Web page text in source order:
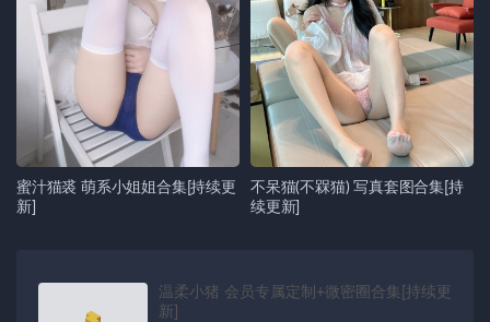
蜜汁猫裘 萌系小姐姐合集[持续更
新]
不呆猫(不槑猫) 写真套图合集[持
续更新]
温柔小猪 会员专属定制+微密圈合集[持续更
新]